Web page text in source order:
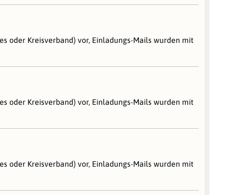
oder Kreisverband) vor, Einladungs-Mails wurden mit
oder Kreisverband) vor, Einladungs-Mails wurden mit
oder Kreisverband) vor, Einladungs-Mails wurden mit